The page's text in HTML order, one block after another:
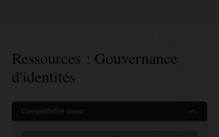
Ressources : Gouvernance
d'identités
Compatibilité cloud